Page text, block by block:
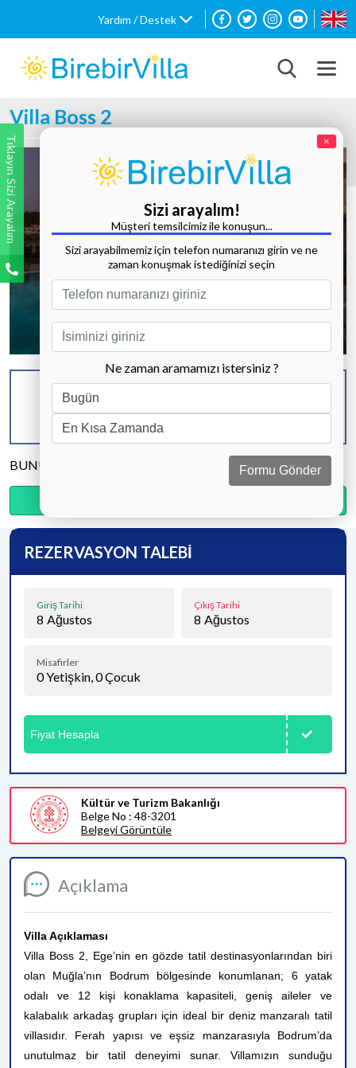
Yardım / Destek
Villa Boss 2
Tüm Fotoğrafları Göster
KAPASİTE
12 KİŞİ
BANYO & WC
6 ADET
YATAK ODASI
BUNU PAYLAŞ
Açıklama
Villa Açıklaması
Villa Boss 2, Ege’nin en gözde tatil destinasyonlarından biri
olan Muğla’nın Bodrum bölgesinde konumlanan; 6 yatak
odalı ve 12 kişi konaklama kapasiteli, geniş aileler ve
kalabalık arkadaş grupları için ideal bir deniz manzaralı tatil
villasıdır. Ferah yapısı ve eşsiz manzarasıyla Bodrum’da
unutulmaz bir tatil deneyimi sunar. Villamızın sunduğu
REZERVASYON TALEBİ
Giriş Tarihi
8 Ağustos
Çıkış Tarihi
8 Ağustos
Misafirler
0Yetişkin,0Çocuk
Fiyat Hesapla
Kültür ve Turizm Bakanlığı
Belge No : 48-3201
Belgeyi Görüntüle
Tıklayın Sizi Arayalım ×
Sizi arayalım!
Müşteri temsilcimiz ile konuşun...
Sizi arayabilmemiz için telefon numaranızı girin ve ne
zaman konuşmak istediğinizi seçin
Ne zaman aramamızı istersiniz ?
Formu Gönder